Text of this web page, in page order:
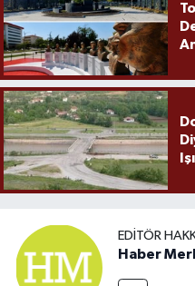
EDITÖR
Haber